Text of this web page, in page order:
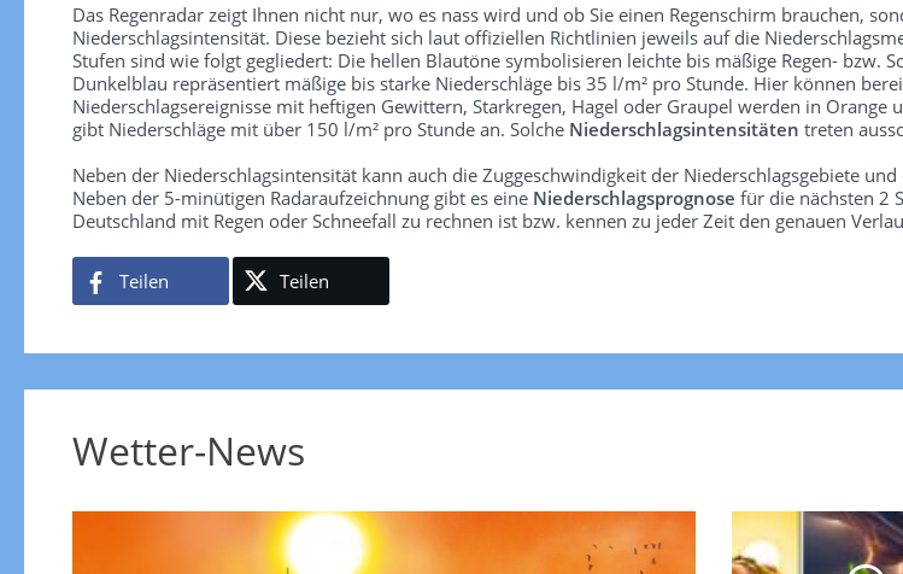
Das Regenradar zeigt Ihnen nicht nur, wo es nass wird und ob Sie einen Regenschirm brauchen,
Niederschlagsintensität. Diese bezieht sich laut offiziellen Richtlinien jeweils auf die
Stufen sind wie folgt gegliedert: Die hellen Blautöne symbolisieren leichte bis mäßige Regen- bzw.
Dunkelblau repräsentiert mäßige bis starke Niederschläge bis 35 l/m² pro Stunde. Hier können
Niederschlagsereignisse mit heftigen Gewittern, Starkregen, Hagel oder Graupel werden in Orange
gibt Niederschläge mit über 150 l/m² pro Stunde an. Solche Niederschlagsintensitäten treten
Neben der Niederschlagsintensität kann auch die Zuggeschwindigkeit der Niederschlagsgebiete
Neben der 5-minütigen Radaraufzeichnung gibt es eine Niederschlagsprognose für die nächsten 2
Deutschland mit Regen oder Schneefall zu rechnen ist bzw. kennen zu jeder Zeit den genauen
Teilen Teilen
Wetter-News